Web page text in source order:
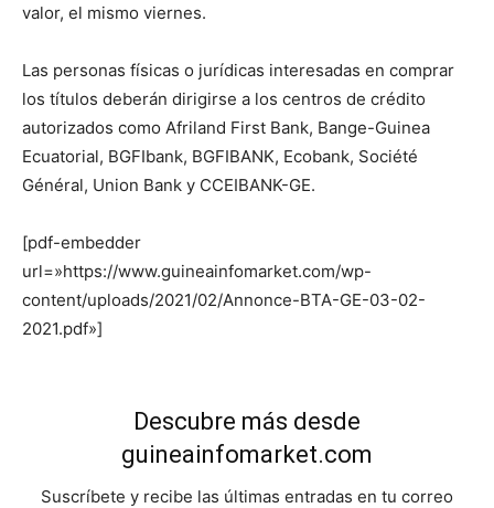
valor, el mismo viernes.
Las personas físicas o jurídicas interesadas en comprar
los títulos deberán dirigirse a los centros de crédito
autorizados como Afriland First Bank, Bange-Guinea
Ecuatorial, BGFIbank, BGFIBANK, Ecobank, Société
Général, Union Bank y CCEIBANK-GE.
[pdf-embedder
url=»https://www.guineainfomarket.com/wp-
content/uploads/2021/02/Annonce-BTA-GE-03-02-
2021.pdf»]
Descubre más desde
guineainfomarket.com
Suscríbete y recibe las últimas entradas en tu correo